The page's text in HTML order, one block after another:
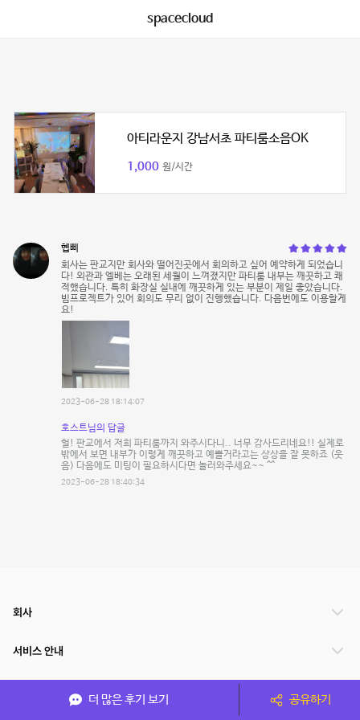
spacecloud
아티라운지 강남서초 파티룸소음OK
1,000 원/시간
혭삐
회사는 판교지만 회사와 떨어진곳에서 회의하고 싶어 예약하게 되었습니
다! 외관과 엘베는 오래된 세월이 느껴졌지만 파티룸 내부는 깨끗하고 쾌
적했습니다. 특히 화장실 실내에 깨끗하게 있는 부분이 제일 좋았습니다.
빔프로젝트가 있어 회의도 무리 없이 진행했습니다. 다음번에도 이용할게
요!
2023-06-28 18:14:07
호스트님의 답글
헐! 판교에서 저희 파티룸까지 와주시다니.. 너무 감사드리네요!! 실제로
밖에서 보면 내부가 이렇게 깨끗하고 예쁠거라고는 상상을 잘 못하죠 (웃
음) 다음에도 미팅이 필요하시다면 놀러와주세요~~ ^^
2023-06-28 18:40:34
더 많은 후기 보기 공유하기
회사
서비스 안내